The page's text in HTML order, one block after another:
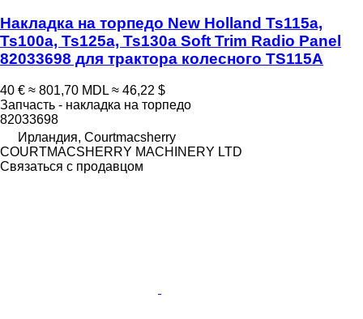
Накладка на торпедо New Holland Ts115a,
Ts100a, Ts125a, Ts130a Soft Trim Radio Panel
82033698 для трактора колесного TS115A
40 € ≈ 801,70 MDL ≈ 46,22 $
Запчасть - накладка на торпедо
82033698
Ирландия, Courtmacsherry
COURTMACSHERRY MACHINERY LTD
Связаться с продавцом